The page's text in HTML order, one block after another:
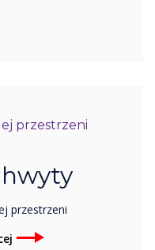
przestrzeni
przestrzeni